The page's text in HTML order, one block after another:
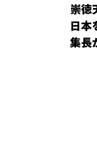
崇徳
日本
集長